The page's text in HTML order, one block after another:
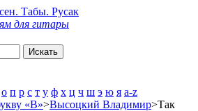
для гитары
о п р с т у ф х ц ч ш э ю я a-z
«В»>Высоцкий Владимир>Так